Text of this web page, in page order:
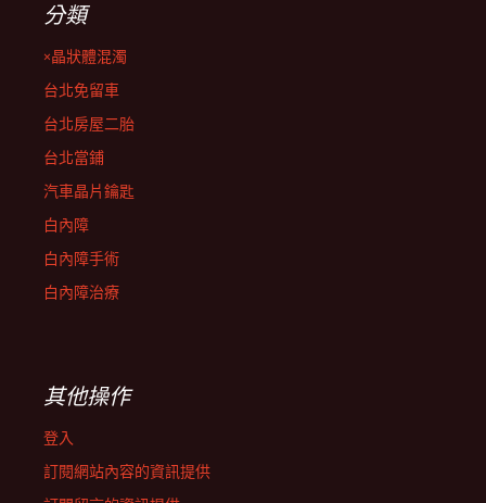
分類
×晶狀體混濁
台北免留車
台北房屋二胎
台北當鋪
汽車晶片鑰匙
白內障
白內障手術
白內障治療
其他操作
登入
訂閱網站內容的資訊提供